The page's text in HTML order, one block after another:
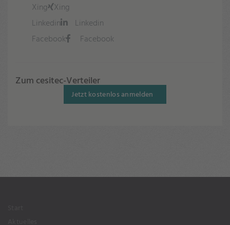
Xing Xing
Linkedin
Linkedin
Facebook
Facebook
Zum cesitec-Verteiler
Jetzt kostenlos anmelden